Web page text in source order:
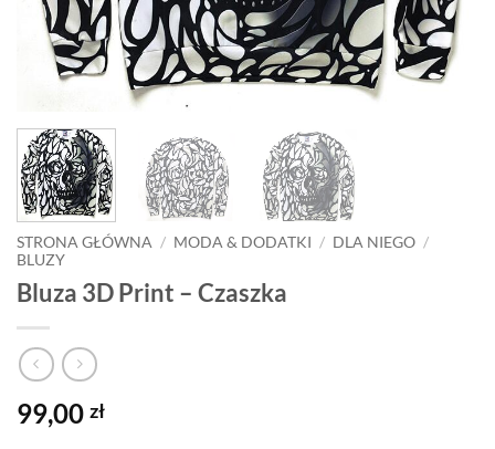
STRONA GŁÓWNA / MODA & DODATKI / DLA NIEGO /
BLUZY
Bluza 3D Print – Czaszka
99,00 zł